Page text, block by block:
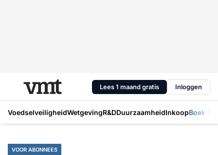
Lees 1 maand gratis Inloggen
VoedselveiligheidWetgevingR&DDuurzaamheidInkoopBoek
VOOR ABONNEES